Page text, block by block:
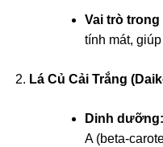
Vai trò trong
tính mát,
Lá Củ Cải Trắng
Dinh dưỡng:
A (beta-